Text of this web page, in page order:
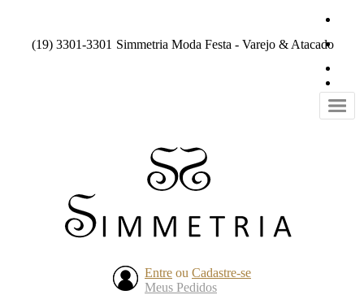
(19) 3301-3301 Simmetria Moda Festa - Varejo & Atacado
Entre ou Cadastre-se
Meus Pedidos